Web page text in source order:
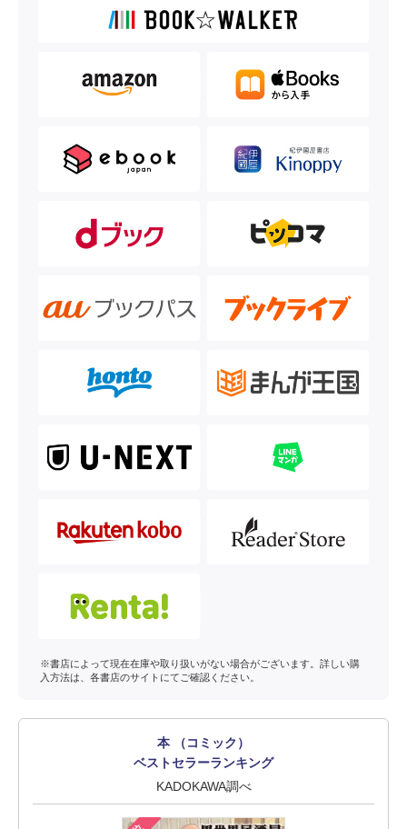
※書店によって現在在庫や取り扱いがない場合がございます。詳しい購
入方法は、各書店のサイトにてご確認ください。
本 （コミック）
ベストセラーランキング
KADOKAWA調べ